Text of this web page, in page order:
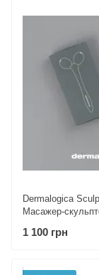
Dermalogica
Масажер-
1 100 грн